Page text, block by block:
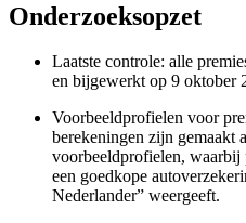
Onderzoeksopzet
Laatste controle: alle
en bijgewerkt op 9 oktober
Voorbeeldprofielen voor
berekeningen zijn gemaakt
voorbeeldprofielen, waarbij
een goedkope
Nederlander” weergeeft.